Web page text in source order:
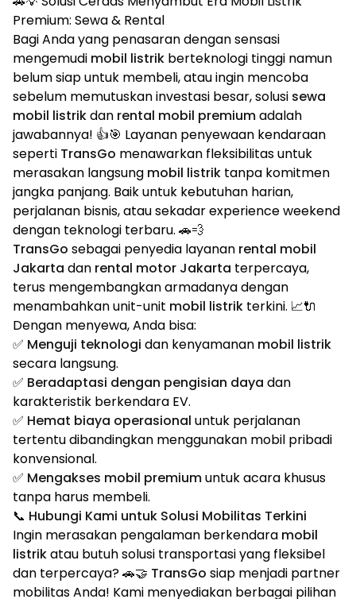
Premium: Sewa & Rental
Bagi Anda yang penasaran dengan sensasi
mengemudi mobil listrik berteknologi tinggi namun
belum siap untuk membeli, atau ingin mencoba
sebelum memutuskan investasi besar, solusi sewa
mobil listrikdan rental mobil premiumadalah
jawabannya! 👍🎯 Layanan penyewaan kendaraan
seperti TransGo menawarkan fleksibilitas untuk
merasakan langsung mobil listrik tanpa komitmen
jangka panjang. Baik untuk kebutuhan harian,
perjalanan bisnis, atau sekadar experience weekend
dengan teknologi terbaru. 🚗💨
TransGo sebagai penyedia layanan rental mobil
Jakarta dan rental motor Jakarta terpercaya,
terus mengembangkan armadanya dengan
menambahkan unit-unit mobil listrik terkini. 📈🔌
Dengan menyewa, Anda bisa:
✅ Menguji teknologi dan kenyamanan mobil listrik
secara langsung.
✅ Beradaptasi dengan pengisian daya dan
karakteristik berkendara EV.
✅ Hemat biaya operasional untuk perjalanan
tertentu dibandingkan menggunakan mobil pribadi
konvensional.
✅ Mengakses mobil premiumuntuk acara khusus
tanpa harus membeli.
📞 Hubungi Kami untuk Solusi Mobilitas Terkini
Ingin merasakan pengalaman berkendara mobil
listrikatau butuh solusi transportasi yang fleksibel
dan terpercaya? 🚗🤝 TransGo siap menjadi partner
mobilitas Anda! Kami menyediakan berbagai pilihan